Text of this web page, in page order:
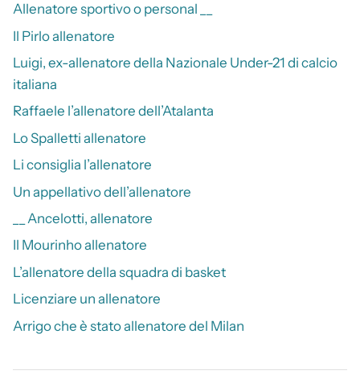
Allenatore sportivo o personal __
Il Pirlo allenatore
Luigi, ex-allenatore della Nazionale Under-21 di calcio
italiana
Raffaele l’allenatore dell’Atalanta
Lo Spalletti allenatore
Li consiglia l’allenatore
Un appellativo dell’allenatore
__ Ancelotti, allenatore
Il Mourinho allenatore
L’allenatore della squadra di basket
Licenziare un allenatore
Arrigo che è stato allenatore del Milan